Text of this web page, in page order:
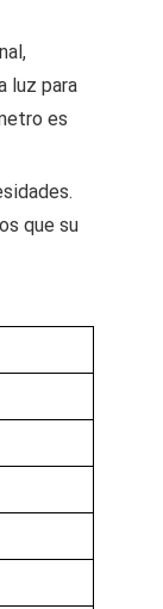
luz para
es
que su